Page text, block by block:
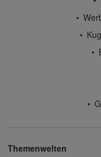
Themenwelten